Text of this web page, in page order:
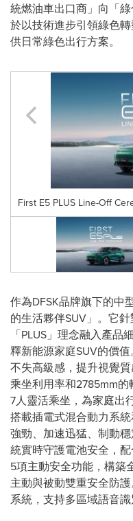
統燃油車出口商」向「
於以技術進步引領綠色
供日常綠色出行方案。
First E5 PLUS Line-Off
作為DFSK品牌旗下的中
的生活夥伴SUV」。它
「PLUS」理念融入產品
釋新能源家庭SUV的價
不失高級感，提升視覺
乘坐利用率和2785mm的
7人靈活乘坐，為家庭出
搭載插電式混合動力系
強勁、加速迅猛、制動
統實時守護電池安全，
5項主動安全功能，構築
主動與被動雙重安全防
系統，支持多區域語音